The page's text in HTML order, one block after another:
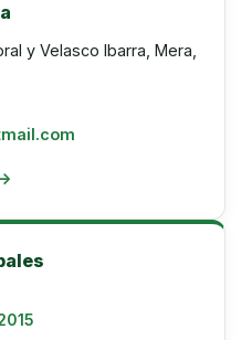
y Velasco Ibarra, Mera,